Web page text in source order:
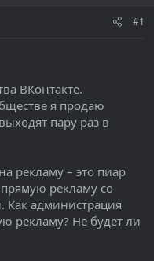
#1
ВКонтакте.
я продаю
пару раз в
рекламу – это пиар
рекламу со
Как администрация
рекламу? Не будет ли